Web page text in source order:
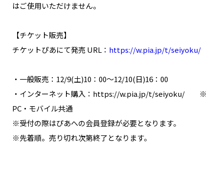
はご使用いただけません。
【チケット販売】
チケットぴあにて発売 URL： https://w.pia.jp/t/seiyoku/
・一般販売：12/9(土)10：00～12/10(日)16：00
・インターネット購入：https://w.pia.jp/t/seiyoku/ ※
PC・モバイル共通
※受付の際はぴあへの会員登録が必要となります。
※先着順。売り切れ次第終了となります。